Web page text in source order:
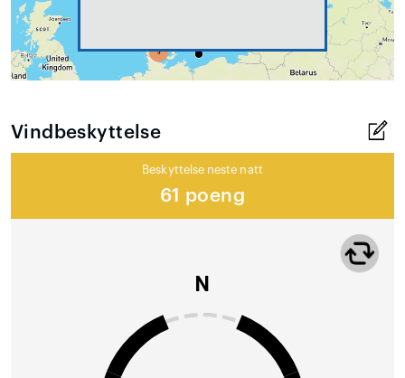
Vindbeskyttelse
Beskyttelse neste natt
61 poeng
N